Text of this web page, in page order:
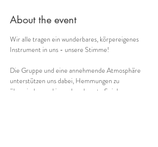
About the event
Wir alle tragen ein wunderbares, körpereigenes
Instrument in uns - unsere Stimme!
Die Gruppe und eine annehmende Atmosphäre
unterstützen uns dabei, Hemmungen zu
überwinden und ins unbeschwerte Spielen zu